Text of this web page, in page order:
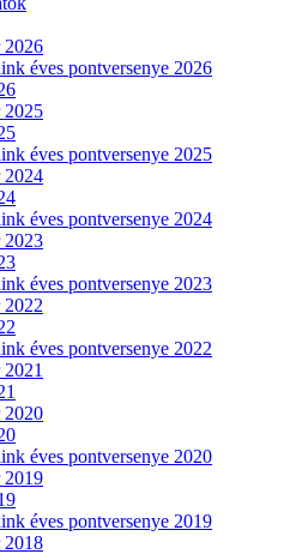
2026
éves pontversenye 2026
2025
éves pontversenye 2025
2024
éves pontversenye 2024
2023
éves pontversenye 2023
2022
éves pontversenye 2022
2020
éves pontversenye 2020
2019
éves pontversenye 2019
2018